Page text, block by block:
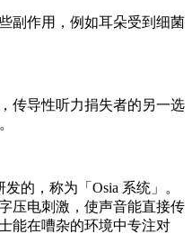
副作用，例如耳朵受到细菌
传导性听力捐失者的另一选
的，称为「Osia 系统」。
压电刺激，使声音能直接传
能在嘈杂的环境中专注对